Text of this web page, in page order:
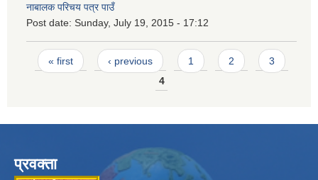
नाबालक परिचय पत्र पाउँ
Post date: Sunday, July 19, 2015 - 17:12
Pages
« first ‹ previous 1 2
3
4
प्रवक्ता